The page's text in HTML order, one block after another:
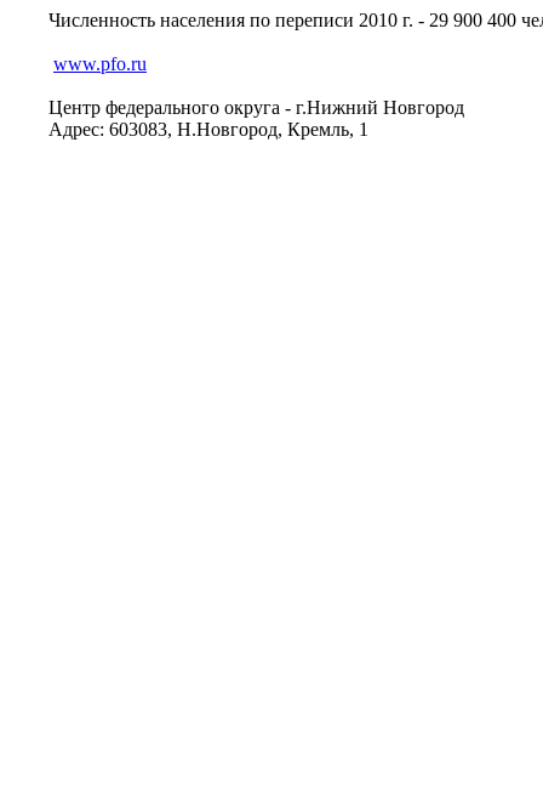
Численность населения по переписи 2010 г. - 29 900 400
www.pfo.ru
Центр федерального округа - г.Нижний Новгород
Адрес: 603083, Н.Новгород, Кремль, 1